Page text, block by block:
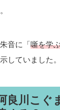
音に「噺を学
していました。
良川こぐ